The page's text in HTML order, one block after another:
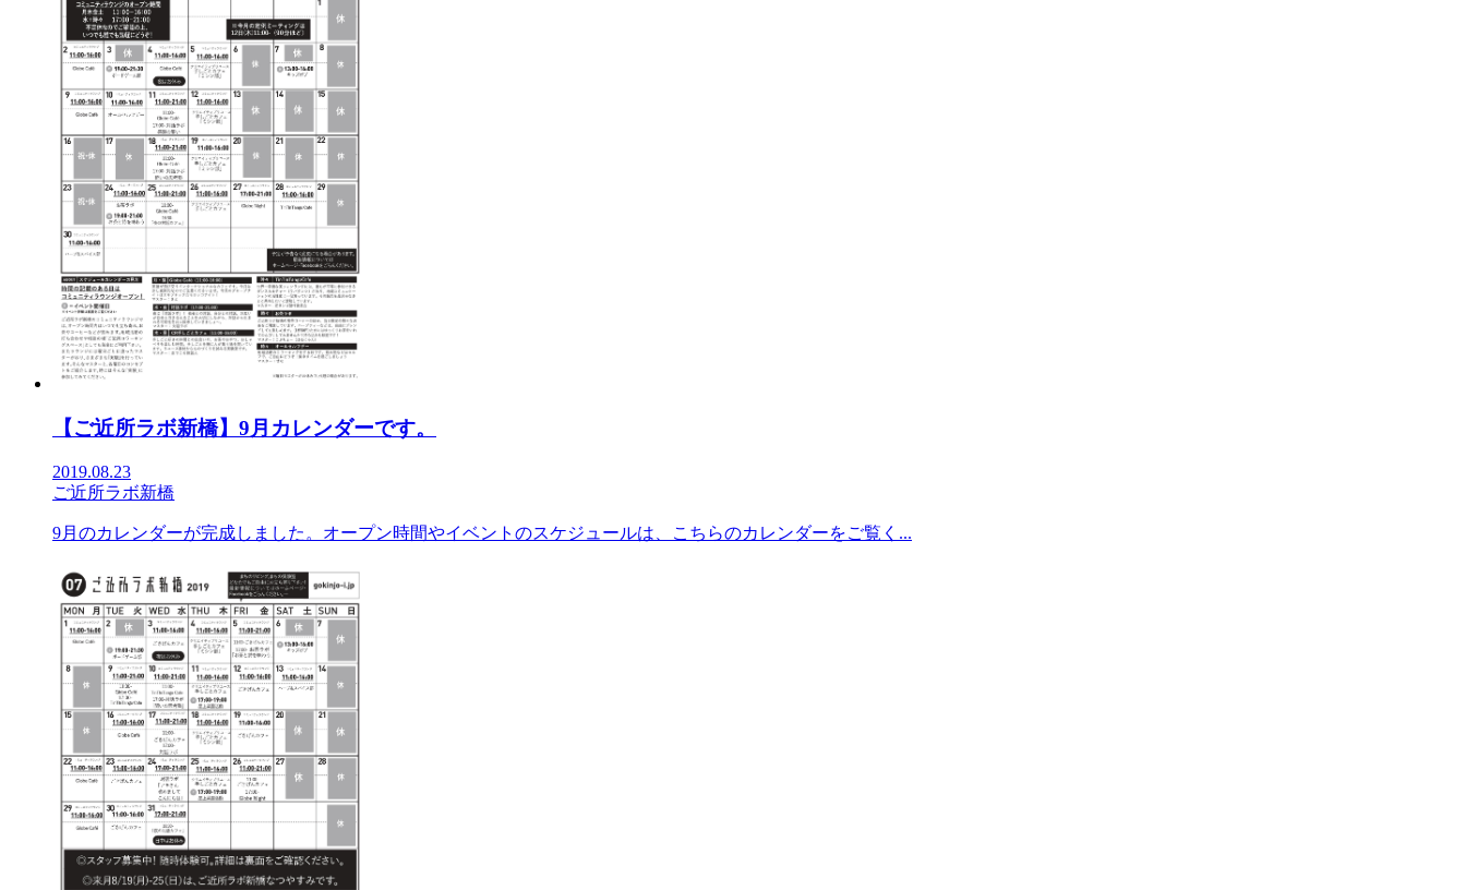
【ご近所ラボ新橋】9月カレンダーです。
2019.08.23
ご近所ラボ新橋
9月のカレンダーが完成しました。オープン時間やイベントのスケジュールは、こちらのカレンダーをご覧く...